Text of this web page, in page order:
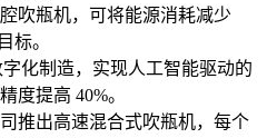
吹瓶机，可将能源消耗减少
标。
字化制造，实现人工智能驱动的
度提高 40%。
推出高速混合式吹瓶机，每个